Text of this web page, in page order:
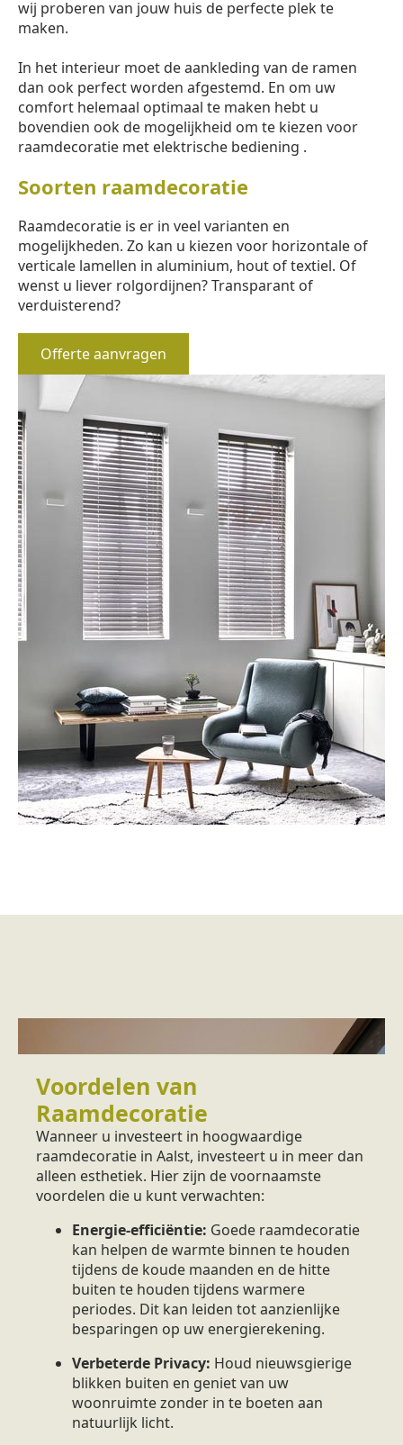
wij proberen van jouw huis de perfecte plek te
maken.
In het interieur moet de aankleding van de ramen
dan ook perfect worden afgestemd. En om uw
comfort helemaal optimaal te maken hebt u
bovendien ook de mogelijkheid om te kiezen voor
raamdecoratie met elektrische bediening .
Soorten raamdecoratie
Raamdecoratie is er in veel varianten en
mogelijkheden. Zo kan u kiezen voor horizontale of
verticale lamellen in aluminium, hout of textiel. Of
wenst u liever rolgordijnen? Transparant of
verduisterend?
Offerte aanvragen
Voordelen van
Raamdecoratie
Wanneer u investeert in hoogwaardige
raamdecoratie in Aalst, investeert u in meer dan
alleen esthetiek. Hier zijn de voornaamste
voordelen die u kunt verwachten:
Energie-efficiëntie: Goede raamdecoratie
kan helpen de warmte binnen te houden
tijdens de koude maanden en de hitte
buiten te houden tijdens warmere
periodes. Dit kan leiden tot aanzienlijke
besparingen op uw energierekening.
Verbeterde Privacy: Houd nieuwsgierige
blikken buiten en geniet van uw
woonruimte zonder in te boeten aan
natuurlijk licht.